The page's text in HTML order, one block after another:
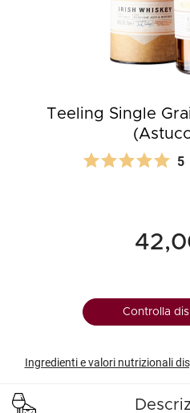
Teeling Single
5
Controlla
Ingredienti e valori nutrizionali